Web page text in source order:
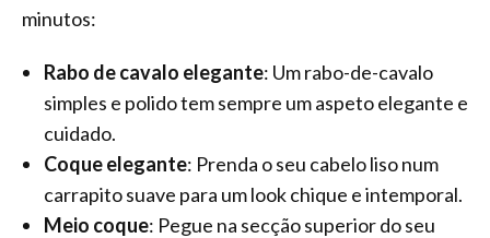
minutos:
Rabo de cavalo elegante: Um rabo-de-cavalo
simples e polido tem sempre um aspeto elegante e
cuidado.
Coque elegante: Prenda o seu cabelo liso num
carrapito suave para um look chique e intemporal.
Meio coque: Pegue na secção superior do seu